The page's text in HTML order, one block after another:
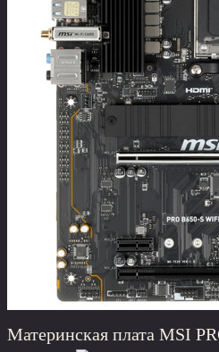
Материнская плата MSI